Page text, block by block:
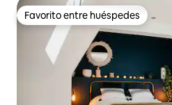
Favorito entre huéspedes
Favorito entre huéspedes